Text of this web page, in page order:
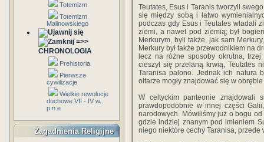
Totemizm
Totemizm
Malinowskiego
=>>
CHRONOLOGIA
Prehistoria
Pierwsze
cywilizacje
Wielkie rewolucje
duchowe VII - IV w.
p.n.e
Zagadnienia Religijne
Teutates, Esus i Taranis tworzyli
się między sobą i łatwo
podczas gdy Esus i Teutates władali
ziemi, a nawet pod ziemią; był
Merkurym, byli także, jak sam
Merkury był także przewodnikiem na
lecz na różne sposoby okrutna,
cieszył się przelaną krwią, Teutates
Taranisa palono. Jednak ich natura
ołtarze mogły znajdować się w
W celtyckim panteonie znajdowali
prawdopodobnie w innej części
narodowych. Mówiliśmy już o bogu od
gdzie indziej znanym pod imieniem
niego niektóre cechy Taranisa,